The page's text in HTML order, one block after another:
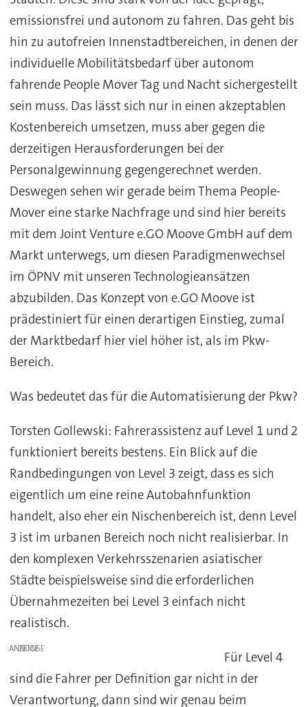
emissionsfrei und autonom zu fahren. Das geht bis
hin zu autofreien Innenstadtbereichen, in denen der
individuelle Mobilitätsbedarf über autonom
fahrende People Mover Tag und Nacht sichergestellt
sein muss. Das lässt sich nur in einen akzeptablen
Kostenbereich umsetzen, muss aber gegen die
derzeitigen Herausforderungen bei der
Personalgewinnung gegengerechnet werden.
Deswegen sehen wir gerade beim Thema People-
Mover eine starke Nachfrage und sind hier bereits
mit dem Joint Venture e.GO Moove GmbH auf dem
Markt unterwegs, um diesen Paradigmenwechsel
im ÖPNV mit unseren Technologieansätzen
abzubilden. Das Konzept von e.GO Moove ist
prädestiniert für einen derartigen Einstieg, zumal
der Marktbedarf hier viel höher ist, als im Pkw-
Bereich.
Was bedeutet das für die Automatisierung der Pkw?
Torsten Gollewski: Fahrerassistenz auf Level 1 und 2
funktioniert bereits bestens. Ein Blick auf die
Randbedingungen von Level 3 zeigt, dass es sich
eigentlich um eine reine Autobahnfunktion
handelt, also eher ein Nischenbereich ist, denn Level
3 ist im urbanen Bereich noch nicht realisierbar. In
den komplexen Verkehrsszenarien asiatischer
Städte beispielsweise sind die erforderlichen
Übernahmezeiten bei Level 3 einfach nicht
realistisch.
ANZEIGE
Für Level 4
sind die Fahrer per Definition gar nicht in der
Verantwortung, dann sind wir genau beim